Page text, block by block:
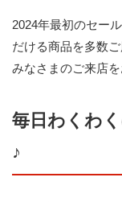
2024年最初のセー
だける商品を多数
みなさまのご来店
毎日わくわ
♪